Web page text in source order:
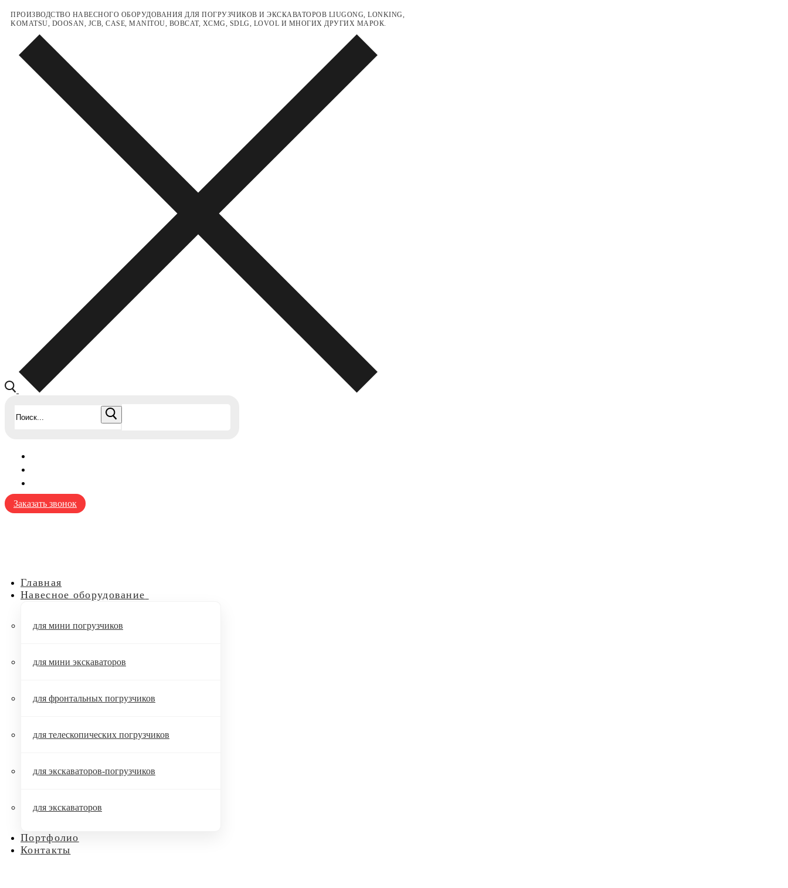
Перейти
содержимому
Меню
Закрыть
ПРОИЗВОДСТВО НАВЕСНОГО ОБОРУДОВАНИЯ ДЛЯ ПОГРУЗЧИКОВ И ЭКСКАВАТОРОВ LIUGONG, LONKING,
KOMATSU, DOOSAN, JCB, CASE, MANITOU, BOBCAT, XCMG, SDLG, LOVOL И МНОГИХ ДРУГИХ МАРОК.
Заказать звонок
Главная
Навесное оборудование
для мини погрузчиков
для мини экскаваторов
для фронтальных погрузчиков
для телескопических погрузчиков
для экскаваторов-погрузчиков
для экскаваторов
Портфолио
Контакты